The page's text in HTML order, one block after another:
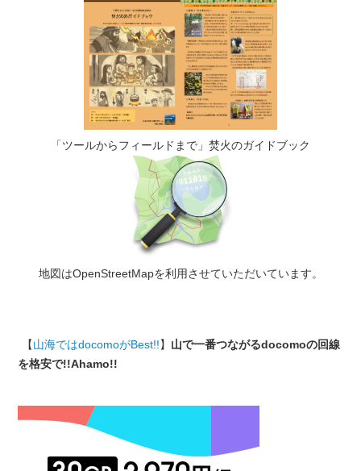
「ツールからフィールドまで」焚火のガイドブック
地図はOpenStreetMapを利用させていただいています。
【山海ではdocomoがBest!!】 山で一番つながるdocomoの回線
を格安で!!Ahamo!!